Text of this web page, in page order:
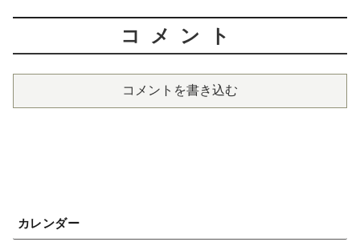
コメント
コメントを書き込む
カレンダー